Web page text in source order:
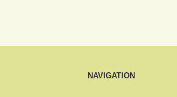
NAVIGATION